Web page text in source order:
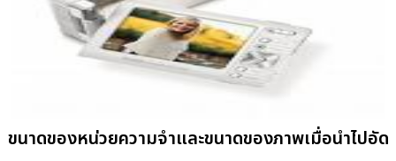
ขนาดของหน่วยความจำและขนาดของภาพเมื่อนำไปอัด